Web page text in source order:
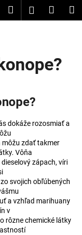
Hľadať
dokáže rozosmiať a
môžu zdať takmer
Vôňa
zápach, víri
svojich obľúbených
a vzhľad marihuany
v
rôzne chemické látky